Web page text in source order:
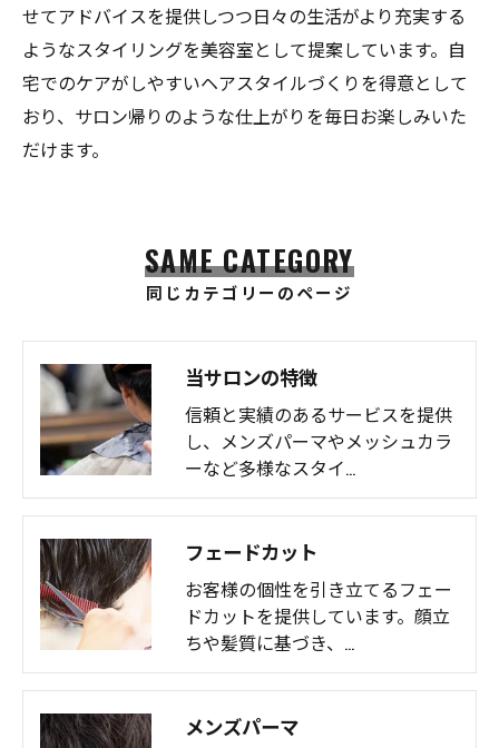
せてアドバイスを提供しつつ日々の生活がより充実する
ようなスタイリングを美容室として提案しています。自
宅でのケアがしやすいヘアスタイルづくりを得意として
おり、サロン帰りのような仕上がりを毎日お楽しみいた
だけます。
同じカテゴリーのページ
SAME CATEGORY
当サロンの特徴
信頼と実績のあるサービスを提供
し、メンズパーマやメッシュカラ
ーなど多様なスタイ…
フェードカット
お客様の個性を引き立てるフェー
ドカットを提供しています。顔立
ちや髪質に基づき、…
メンズパーマ